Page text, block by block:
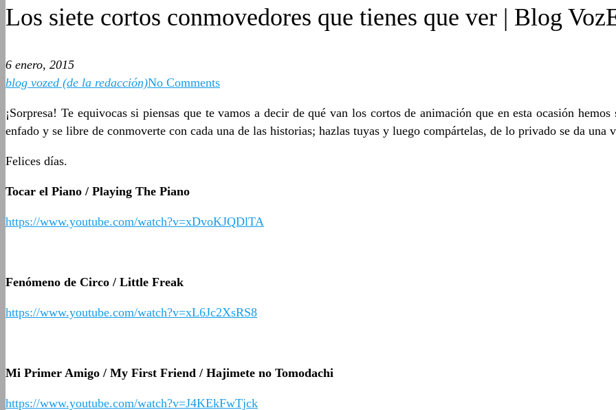
Los siete cortos conmovedores que tienes que ver | Blog
6 enero, 2015
blog vozed (de la redacción)No Comments
¡Sorpresa! Te equivocas si piensas que te vamos a decir de qué van los cortos de animación que en esta ocasión
enfado y se libre de conmoverte con cada una de las historias; hazlas tuyas y luego compártelas, de lo privado se da
Felices días.
Tocar el Piano / Playing The Piano
https://www.youtube.com/watch?v=xDvoKJQDlTA
Fenómeno de Circo / Little Freak
https://www.youtube.com/watch?v=xL6Jc2XsRS8
Mi Primer Amigo / My First Friend / Hajimete no Tomodachi
https://www.youtube.com/watch?v=J4KEkFwTjck